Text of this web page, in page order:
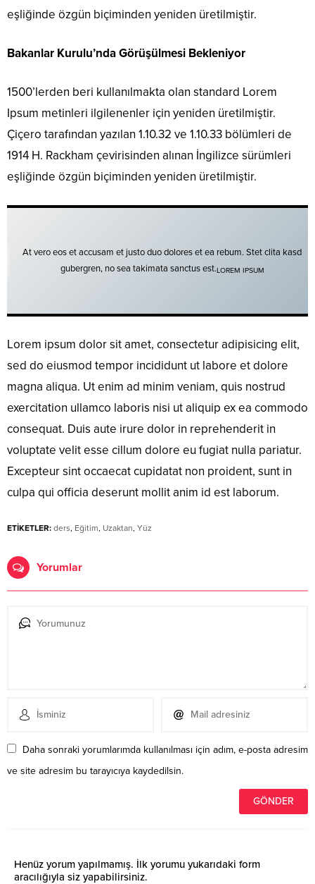
eşliğinde özgün biçiminden yeniden üretilmiştir.
Bakanlar Kurulu’nda Görüşülmesi Bekleniyor
1500’lerden beri kullanılmakta olan standard Lorem
Ipsum metinleri ilgilenenler için yeniden üretilmiştir.
Çiçero tarafından yazılan 1.10.32 ve 1.10.33 bölümleri de
1914 H. Rackham çevirisinden alınan İngilizce sürümleri
eşliğinde özgün biçiminden yeniden üretilmiştir.
At vero eos et accusam et justo duo dolores et ea rebum. Stet clita kasd
gubergren, no sea takimata sanctus est.LOREM IPSUM
Lorem ipsum dolor sit amet, consectetur adipisicing elit,
sed do eiusmod tempor incididunt ut labore et dolore
magna aliqua. Ut enim ad minim veniam, quis nostrud
exercitation ullamco laboris nisi ut aliquip ex ea commodo
consequat. Duis aute irure dolor in reprehenderit in
voluptate velit esse cillum dolore eu fugiat nulla pariatur.
Excepteur sint occaecat cupidatat non proident, sunt in
culpa qui officia deserunt mollit anim id est laborum.
ETİKETLER: ders, Eğitim, Uzaktan, Yüz
Yorumlar
Daha sonraki yorumlarımda kullanılması için adım, e-posta adresim
ve site adresim bu tarayıcıya kaydedilsin.
Henüz yorum yapılmamış. İlk yorumu yukarıdaki form
aracılığıyla siz yapabilirsiniz.